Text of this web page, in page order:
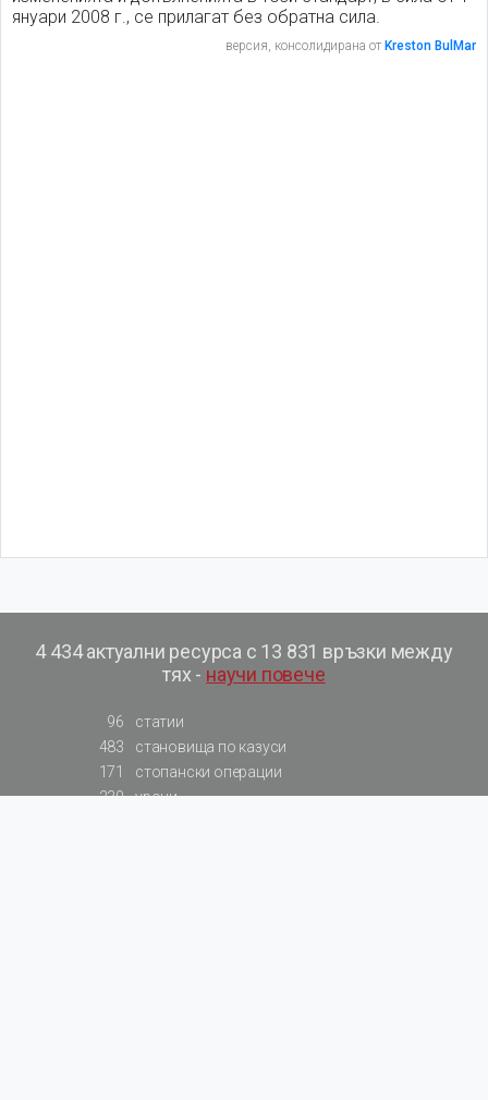
януари 2008 г., се прилагат без обратна сила.
версия, консолидирана от Kreston BulMar
4 434 актуални ресурса с 13 831 връзки между
тях - научи повече
96
статии
483
становища по казуси
171
стопански операции
230
уроци